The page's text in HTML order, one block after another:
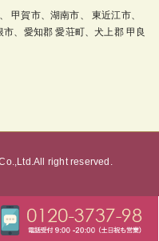
甲賀市、湖南市、 東近江市、
、愛知郡 愛荘町、犬上郡 甲良
right reserved.